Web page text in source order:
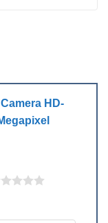
0 Lux with IR
s
s
HD-